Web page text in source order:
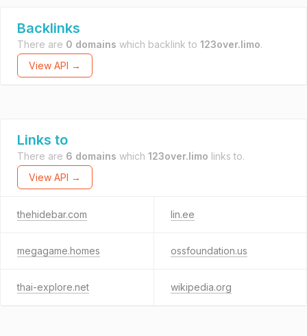
Backlinks
There are 0 domains which backlink to 123over.limo.
View API →
Links to
There are 6 domains which 123over.limo links to.
View API →
thehidebar.com lin.ee
megagame.homes ossfoundation.us
thai-explore.net wikipedia.org